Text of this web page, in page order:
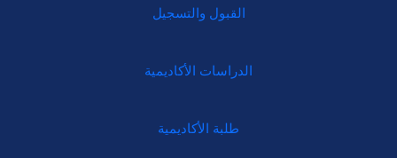
القبول والتسجيل
الدراسات الأكاديمية
طلبة الأكاديمية